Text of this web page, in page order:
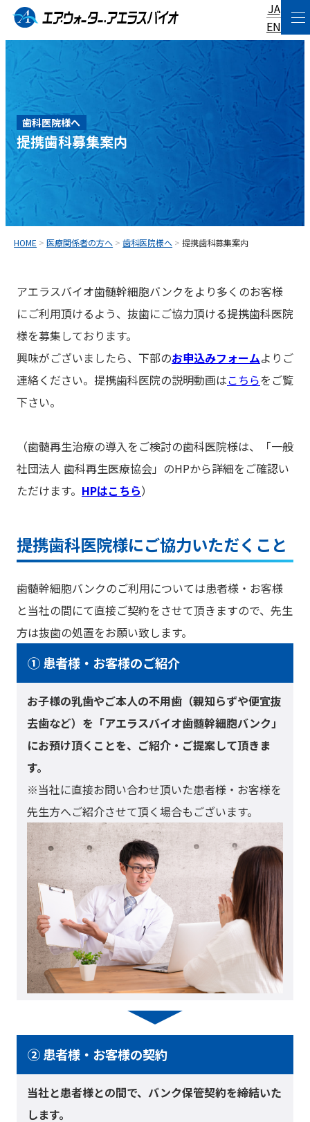
コ
ン
テ
ン
へ
ス
キ
ッ
プ
EN
JA
歯科医院様へ
提携歯科募集案内
HOME >医療関係者の方へ >歯科医院様へ >提携歯科募集案内
アエラスバイオ歯髄幹細胞バンクをより多くのお客様
にご利用頂けるよう、抜歯にご協力頂ける提携歯科医院
様を募集しております。
興味がございましたら、下部のお申込みフォームよりご
連絡ください。提携歯科医院の説明動画はこちらをご覧
下さい。
（歯髄再生治療の導入をご検討の歯科医院様は、「一般
社団法人 歯科再生医療協会」のHPから詳細をご確認い
ただけます。 HPはこちら）
提携歯科医院様にご協力いただくこと
歯髄幹細胞バンクのご利用については患者様・お客様
と当社の間にて直接ご契約をさせて頂きますので、先生
方は抜歯の処置をお願い致します。
① 患者様・お客様のご紹介
お子様の乳歯やご本人の不用歯（親知らずや便宜抜
去歯など）を「アエラスバイオ歯髄幹細胞バンク」
にお預け頂くことを、ご紹介・ご提案して頂きま
す。
※当社に直接お問い合わせ頂いた患者様・お客様を
先生方へご紹介させて頂く場合もございます。
② 患者様・お客様の契約
当社と患者様との間で、バンク保管契約を締結いた
します。